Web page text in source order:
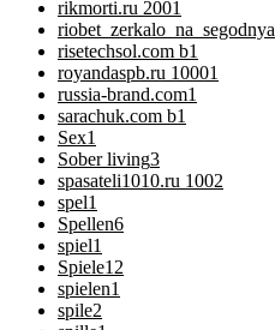
rikmorti.ru 2001
riobet_zerkalo_na_segodnya
risetechsol.com b1
royandaspb.ru 10001
russia-brand.com1
sarachuk.com b1
Sex1
Sober living3
spasateli1010.ru 1002
spel1
Spellen6
spiel1
Spiele12
spielen1
spile2